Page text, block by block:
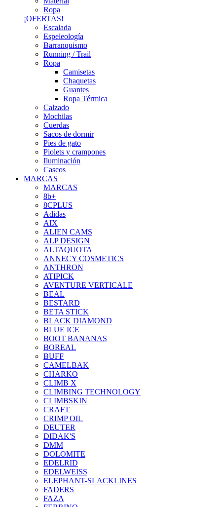
Ropa
¡OFERTAS!
Escalada
Espeleología
Barranquismo
Running / Trail
Ropa
Camisetas
Chaquetas
Guantes
Ropa Térmica
Calzado
Mochilas
Cuerdas
Sacos de dormir
Pies de gato
Piolets y crampones
Iluminación
Cascos
MARCAS
MARCAS
8b+
8CPLUS
Adidas
AIX
ALIEN CAMS
ALP DESIGN
ALTAQUOTA
ANNECY COSMETICS
ANTHRON
ATIPICK
AVENTURE VERTICALE
BEAL
BESTARD
BETA STICK
BLACK DIAMOND
BLUE ICE
BOOT BANANAS
BOREAL
BUFF
CAMELBAK
CHARKO
CLIMB X
CLIMBING TECHNOLOGY
CLIMBSKIN
CRAFT
CRIMP OIL
DEUTER
DIDAK'S
DMM
DOLOMITE
EDELRID
EDELWEISS
ELEPHANT-SLACKLINES
FADERS
FAZA